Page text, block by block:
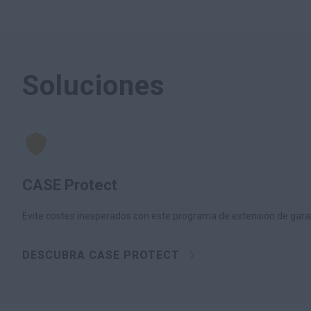
Soluciones
Evite costes inesperados con este programa de extensión de
DESCUBRA CASE PROTECT